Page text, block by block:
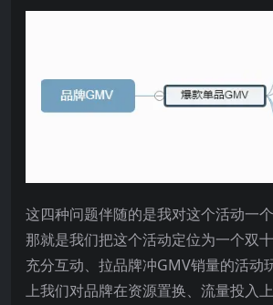
这四种问题伴随的是我对这个活动一
那就是我们把这个活动定位为一个双
充分互动、拉品牌冲GMV销量的活动
上我们对品牌在资源置换、流量投入